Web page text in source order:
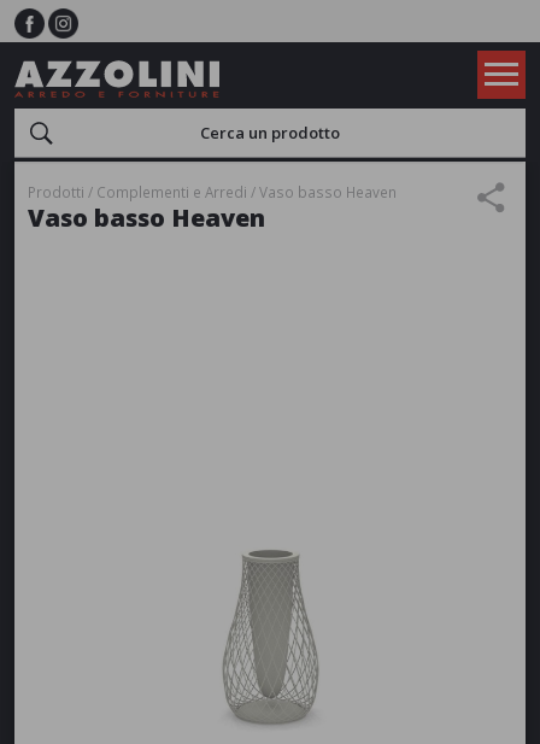
Prodotti Complementi e Arredi Vaso basso Heaven
Vaso basso Heaven